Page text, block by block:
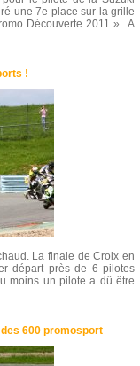
une 7e place sur la grille
Découverte 2011 » . A
!
La finale de Croix en
départ près de 6 pilotes
moins un pilote a dû être
600 promosport